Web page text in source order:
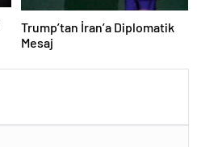
Trump’tan İran’a Diplomatik
Mesaj